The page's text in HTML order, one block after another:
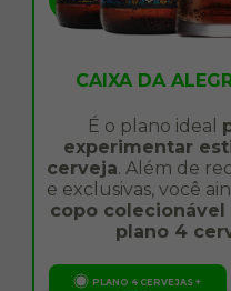
CAIXA DA
É o plano ideal
experimentar
cerveja. Além de
e exclusivas, você
copo
plano 4
PLANO 4 CERVEJAS +